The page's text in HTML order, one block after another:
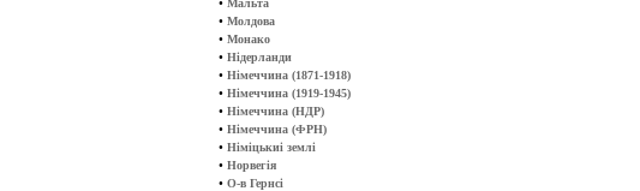
Мальта
• Молдова
• Монако
• Нідерланди
• Німеччина (1871-1918)
• Німеччина (1919-1945)
• Німеччина (НДР)
• Німеччина (ФРН)
• Німіцькиі землі
• Норвегія
• О-в Гернсі